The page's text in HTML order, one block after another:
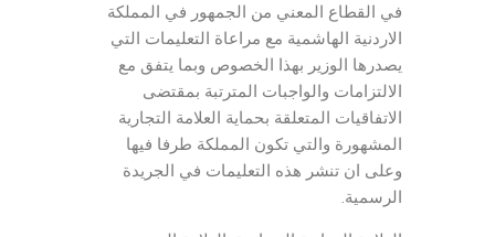
في القطاع المعني من الجمهور في المملكة
الاردنية الهاشمية مع مراعاة التعليمات التي
يصدرها الوزير بهذا الخصوص وبما يتفق مع
الالتزامات والواجبات المترتبة بمقتضى
الاتفاقيات المتعلقة بحماية العلامة التجارية
المشهورة والتي تكون المملكة طرفا فيها
وعلى ان تنشر هذه التعليمات في الجريدة
الرسمية.